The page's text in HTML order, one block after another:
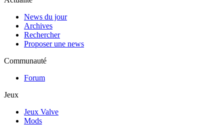
News du jour
Archives
Rechercher
Proposer une news
Communauté
Forum
Jeux
Jeux Valve
Mods